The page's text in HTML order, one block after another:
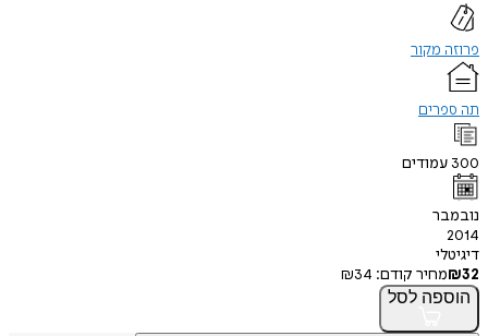
פרוזה מקור
תה ספרים
300 עמודים
נובמבר
2014
דיגיטלי
₪32 מחיר קודם: ₪34
הוספה לסל